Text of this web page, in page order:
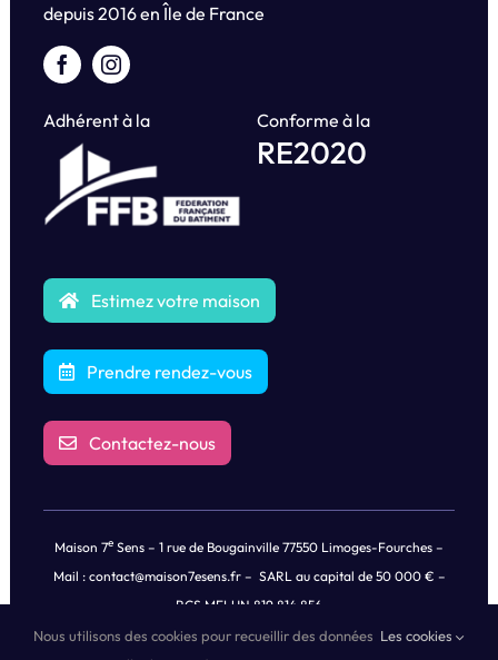
depuis2016 en Île de France
Adhérent à la Conforme à la
RE2020
Estimez votre maison
Prendre rendez-vous
Contactez-nous
Maison 7e Sens – 1 rue de Bougainville 77550 Limoges-Fourches –
Mail : contact@maison7esens.fr– SARL au capital de 50 000 € –
RCS MELUN 819 814 856
© Copyright2026 |Mentions légales|Politique de Confidentialités
Nous utilisons des cookies pour recueillir des données Les cookies